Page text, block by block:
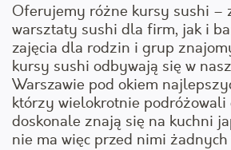
Oferujemy różne kursy sushi –
warsztaty sushi dla firm, jak i
zajęcia dla rodzin i grup
kursy sushi odbywają się w
Warszawie pod okiem
którzy wielokrotnie podróżowali
doskonale znają się na kuchni
nie ma więc przed nimi